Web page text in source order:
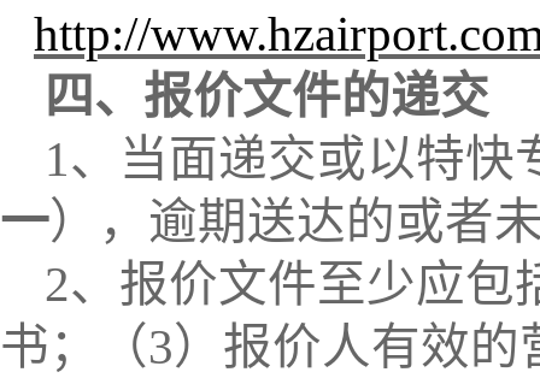
http://
四、报价文件的递交
1、当面递交或以特快
一）
，逾期送达的或者
2、报价文件至少应包
书 ； （3）报价人有效